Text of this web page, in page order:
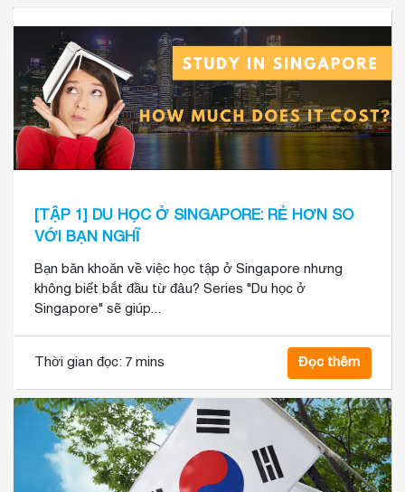
[TẬP 1] DU HỌC Ở SINGAPORE: RẺ HƠN SO
VỚI BẠN NGHĨ
Bạn băn khoăn về việc học tập ở Singapore nhưng
không biết bắt đầu từ đâu? Series "Du học ở
Singapore" sẽ giúp...
Thời gian đọc: 7 mins Đọc thêm